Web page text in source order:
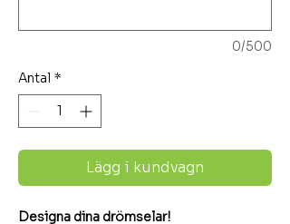
0/500
Antal *
Lägg i kundvagn
Designa dina drömselar!